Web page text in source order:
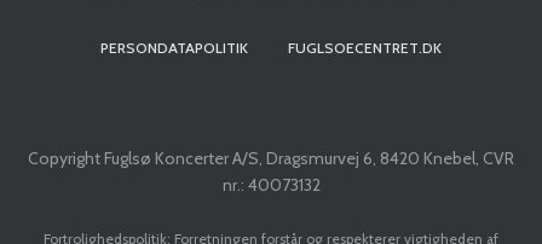
PERSONDATAPOLITIK FUGLSOECENTRET.DK
Copyright Fuglsø Koncerter A/S, Dragsmurvej 6, 8420 Knebel, CVR
nr.: 40073132
Fortrolighedspolitik: Forretningen forstår og respekterer vigtigheden af